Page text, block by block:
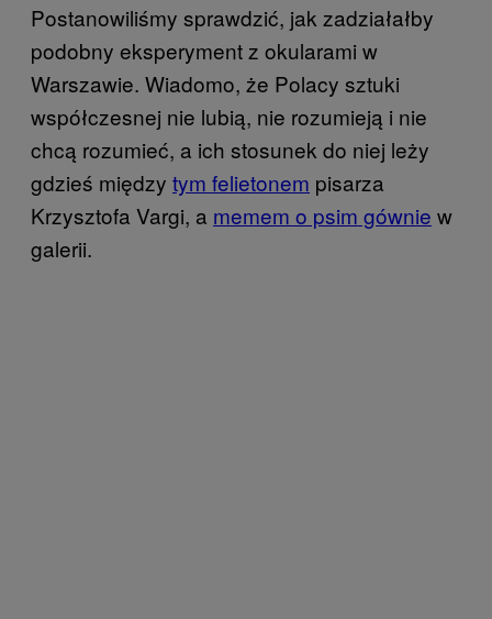
Postanowiliśmy sprawdzić, jak zadziałałby
podobny eksperyment z okularami w
Warszawie. Wiadomo, że Polacy sztuki
współczesnej nie lubią, nie rozumieją i nie
chcą rozumieć, a ich stosunek do niej leży
gdzieś między tym felietonem pisarza
Krzysztofa Vargi, a memem o psim gównie w
galerii.